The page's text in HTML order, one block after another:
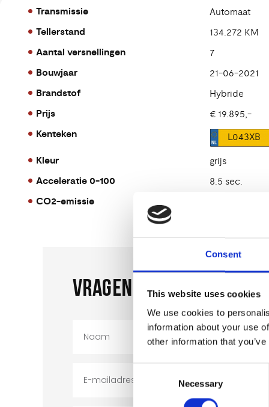
Consent
This website uses cookies
We use cookies to
information about your use
other information that
Selection
Necessary
Transmissie Automaat
Tellerstand 134.272 KM
Aantal versnellingen 7
Bouwjaar 21-06-2021
Brandstof Hybride
Prijs € 19.895,-
Kenteken L043XB
Kleur grijs
Acceleratie 0-100 8.5 sec.
CO2-emissie
VRAGEN OF INTERESSE?